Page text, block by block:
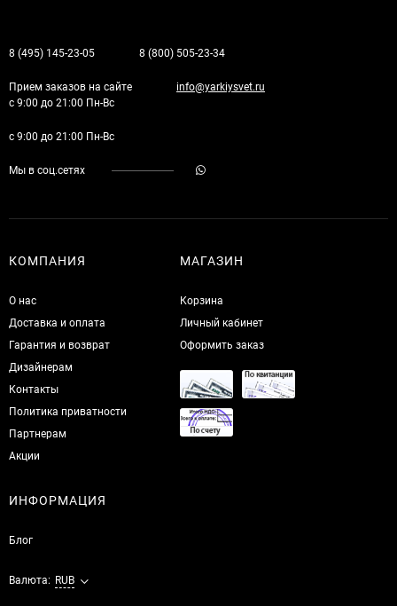
8 (495) 145-23-05 8 (800) 505-23-34
Прием заказов на сайте
с 9:00 до 21:00 Пн-Вс
info@yarkiysvet.ru
с 9:00 до 21:00 Пн-Вс
Мы в соц.сетях
КОМПАНИЯ
О нас
Доставка и оплата
Гарантия и возврат
Дизайнерам
Контакты
Политика приватности
Партнерам
Акции
МАГАЗИН
Корзина
Личный кабинет
Оформить заказ
ИНФОРМАЦИЯ
Блог
Валюта: RUB